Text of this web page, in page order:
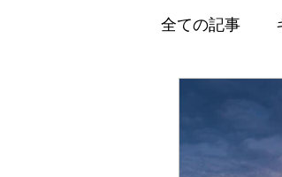
全ての記事
オランダ